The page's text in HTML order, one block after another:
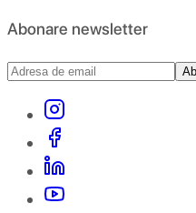
Abonare newsletter